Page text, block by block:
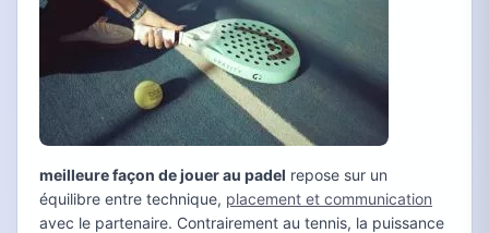
meilleure façon de jouer au padel repose sur un
équilibre entre technique, placement et communication
avec le partenaire. Contrairement au tennis, la puissance